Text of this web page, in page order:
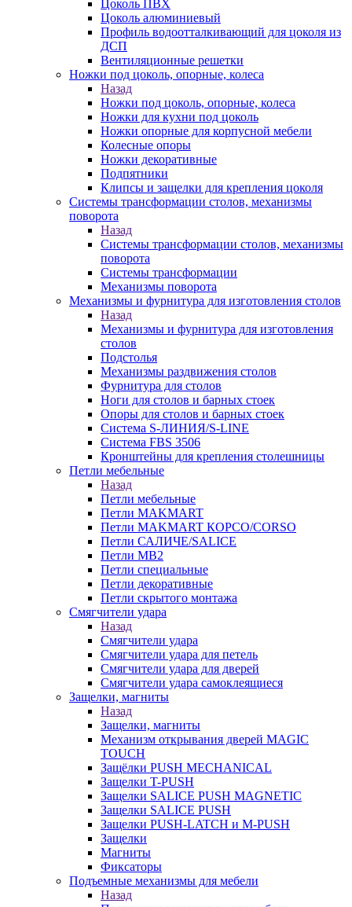
Цоколь ПВХ
Цоколь алюминиевый
Профиль водоотталкивающий для цоколя из
ДСП
Вентиляционные решетки
Ножки под цоколь, опорные, колеса
Назад
Ножки под цоколь, опорные, колеса
Ножки для кухни под цоколь
Ножки опорные для корпусной мебели
Колесные опоры
Ножки декоративные
Подпятники
Клипсы и защелки для крепления цоколя
Системы трансформации столов, механизмы
поворота
Назад
Системы трансформации столов, механизмы
поворота
Системы трансформации
Механизмы поворота
Механизмы и фурнитура для изготовления столов
Назад
Механизмы и фурнитура для изготовления
столов
Подстолья
Механизмы раздвижения столов
Фурнитура для столов
Ноги для столов и барных стоек
Опоры для столов и барных стоек
Система S-ЛИНИЯ/S-LINE
Система FBS 3506
Кронштейны для крепления столешницы
Петли мебельные
Назад
Петли мебельные
Петли MAKMART
Петли MAKMART КОРСО/CORSO
Петли САЛИЧЕ/SALICE
Петли MB2
Петли специальные
Петли декоративные
Петли скрытого монтажа
Смягчители удара
Назад
Смягчители удара
Смягчители удара для петель
Смягчители удара для дверей
Cмягчители удара самоклеящиеся
Защелки, магниты
Назад
Защелки, магниты
Механизм открывания дверей MAGIC
TOUCH
Защёлки PUSH MECHANICAL
Защелки T-PUSH
Защелки SALICE PUSH MAGNETIC
Защелки SALICE PUSH
Защелки PUSH-LATCH и M-PUSH
Защелки
Магниты
Фиксаторы
Подъемные механизмы для мебели
Назад